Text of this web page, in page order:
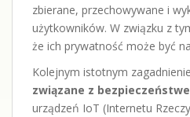
zbierane, przechowywane i
użytkowników. W związku z
że ich prywatność może być
Kolejnym istotnym
związane z
urządzeń IoT (Internetu